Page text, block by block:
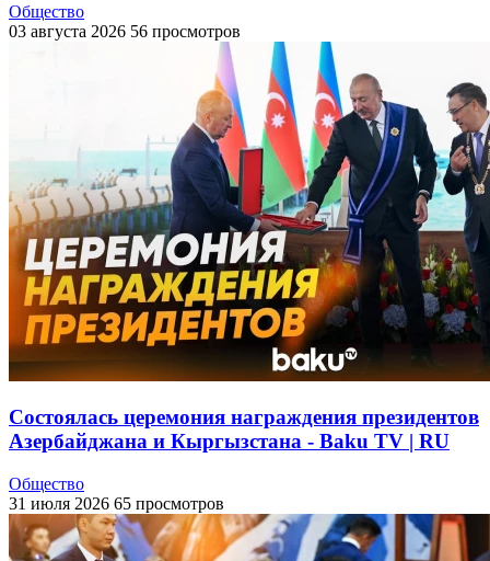
Общество
03 августа 2026 56 просмотров
Состоялась церемония награждения президентов
Азербайджана и Кыргызстана - Baku TV | RU
Общество
31 июля 2026 65 просмотров